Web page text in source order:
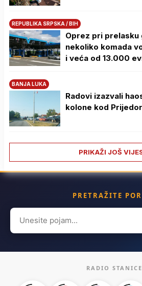
REPUBLIKA SRPSKA / BIH
Oprez pri prelasku
nekoliko komada
i veća od 13.000
BANJA LUKA
Radovi izazvali
kolone kod
PRIKAŽI JOŠ
PRETRAŽITE
Search
for:
RADIO STANICE